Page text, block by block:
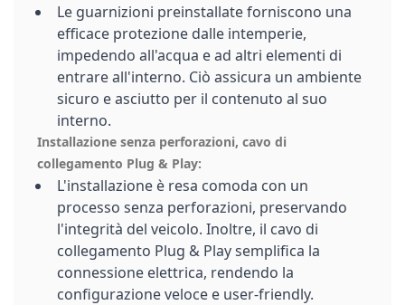
Le guarnizioni preinstallate forniscono una
efficace protezione dalle intemperie,
impedendo all'acqua e ad altri elementi di
entrare all'interno. Ciò assicura un ambiente
sicuro e asciutto per il contenuto al suo
interno.
Installazione senza perforazioni, cavo di
collegamento Plug & Play:
L'installazione è resa comoda con un
processo senza perforazioni, preservando
l'integrità del veicolo. Inoltre, il cavo di
collegamento Plug & Play semplifica la
connessione elettrica, rendendo la
configurazione veloce e user-friendly.